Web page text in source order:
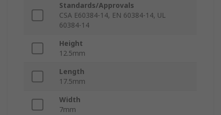
Standards/Approvals
CSA E60384-14, EN 60384-14, UL
60384-14
Height
12.5mm
Length
17.5mm
Width
7mm